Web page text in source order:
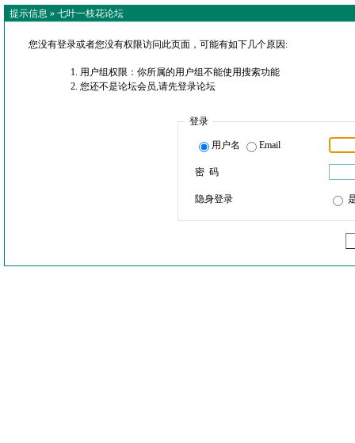
提示信息 » 七叶一枝花论坛
您没有登录或者您没有权限访问此页面，可能有如下几个原因:
用户组权限：你所属的用户组不能使用搜索功能
您还不是论坛会员,请先登录论坛
登录
用户名 Email
密 码
隐身登录